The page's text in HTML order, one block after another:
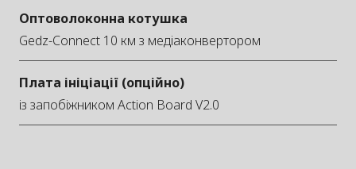
Оптоволоконна котушка
Gedz-Connect 10 км з медіаконвертором
Плата ініціації (опційно)
із запобіжником Action Board V2.0